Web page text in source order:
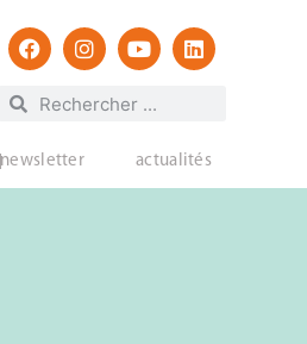
newsletter actualités